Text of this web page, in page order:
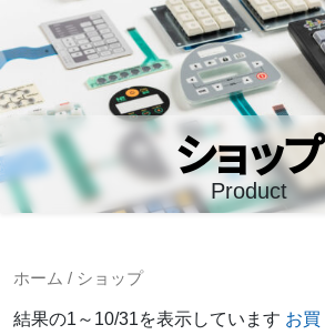
ショップ
Product
ホーム / ショップ
結果の1～10/31を表示しています お買